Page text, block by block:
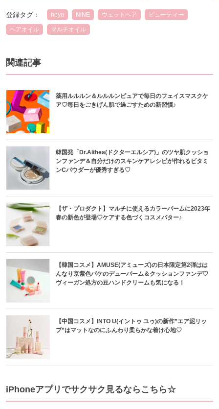
登録タグ： hoyu NiNE ウェットヘア ビューティー
ヘアオイル マルチオイル
関連記事
薬用ルルルン＆ルルルンピュアで毎日のフェイスマスクケ
ア♡毎日をごきげん肌で過ごすための新習慣♪
韓国発「Dr.Althea(ドクターエルシア)」のツヤ肌クッショ
ンファンデ＆自分だけのスキンケアレシピが作れるビタミ
ンCパウダーが優秀すぎる♡
【ザ・プロダクト】マルチに使えるカラーバームに2023年
春の新色が登場♡ケアする色づくコスメバター♪
【韓国コスメ】AMUSE(アミューズ)の日本限定第2弾はは
んなり京紫色パケのデューバーム＆クッションファンデ♡
ヴィーガン処方の豆ハンドクリームも気になる！
【中国コスメ】INTO U(イントゥ ユゥ)の新作”エア泥リッ
プ”はマットなのにふんわり柔らかな着け心地♡
iPhoneアプリでサクサク見るならこちら☆